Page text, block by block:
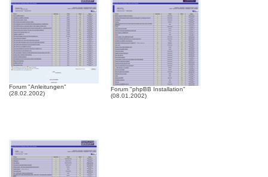
Forum "Anleitungen"
(28.02.2002)
Forum "phpBB Installation"
(08.01.2002)